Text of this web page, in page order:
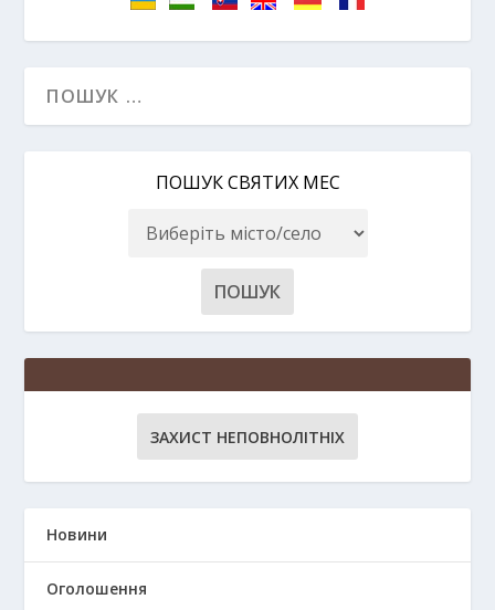
ПОШУК СВЯТИХ МЕС
ЗАХИСТ НЕПОВНОЛІТНІХ
Новини
Оголошення